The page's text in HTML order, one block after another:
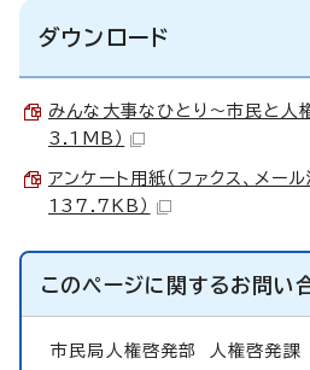
ダウンロード
みんな大事なひとり～市民と
3.1MB）
アンケート用紙（ファクス、メー
137.7KB）
このページに関するお問い
市民局人権啓発部
人権啓発課